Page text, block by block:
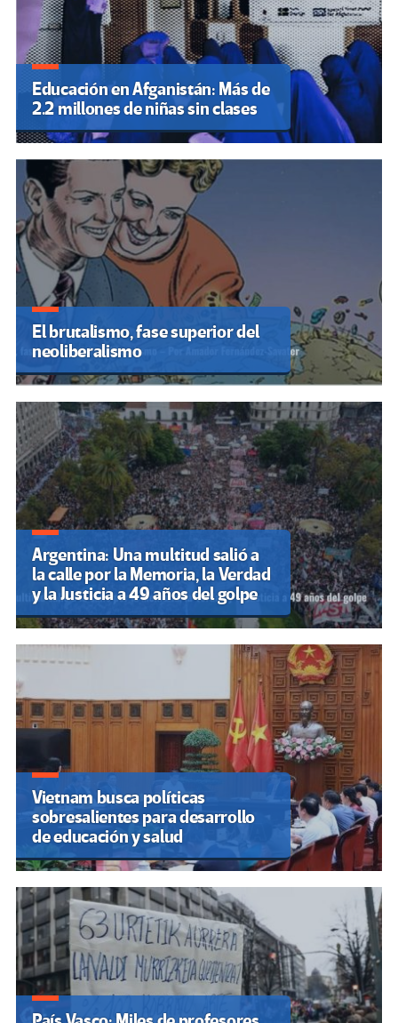
Educación en Afganistán: Más de
2.2 millones de niñas sin clases
El brutalismo, fase superior del
neoliberalismo
Argentina: Una multitud salió a
la calle por la Memoria, la Verdad
y la Justicia a 49 años del golpe
Vietnam busca políticas
sobresalientes para desarrollo
de educación y salud